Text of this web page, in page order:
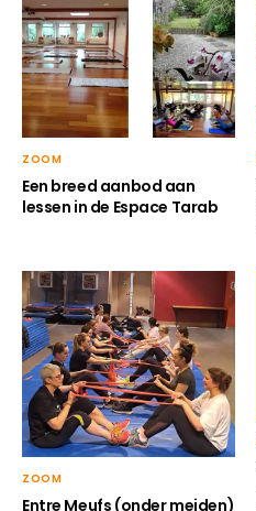
ZOOM
Een breed aanbod aan
lessen in de Espace Tarab
ZOOM
Entre Meufs (onder meiden)